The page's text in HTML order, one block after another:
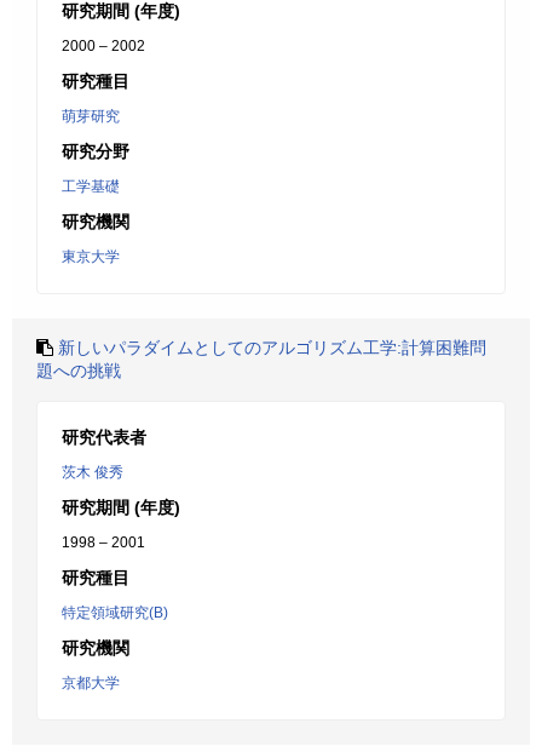
研究期間 (年度)
2000 – 2002
研究種目
萌芽研究
研究分野
工学基礎
研究機関
東京大学
新しいパラダイムとしてのアルゴリズム工学:計算困難問
題への挑戦
研究代表者
茨木 俊秀
研究期間 (年度)
1998 – 2001
研究種目
特定領域研究(B)
研究機関
京都大学